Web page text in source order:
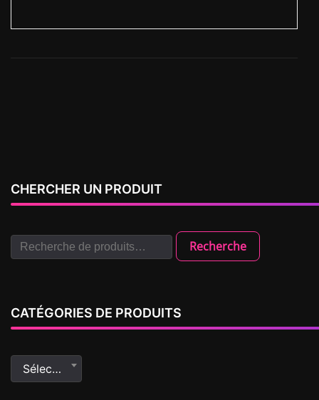
CHERCHER UN PRODUIT
Recherche
CATÉGORIES DE PRODUITS
Sélectionner une catégorie